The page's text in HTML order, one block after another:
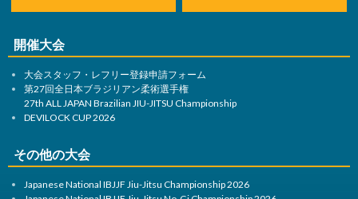
開催大会
大会スタッフ・レフリー登録申請フォーム
第27回全日本ブラジリアン柔術選手権
27th ALL JAPAN Brazilian JIU-JITSU Championship
DEVILOCK CUP 2026
その他の大会
Japanese National IBJJF Jiu-Jitsu Championship 2026